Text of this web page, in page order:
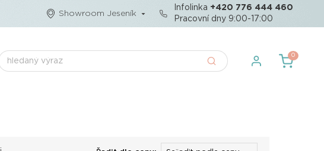
Showroom Jeseník
Infolinka +420 776 444 460
Pracovní dny 9:00-17:00
0